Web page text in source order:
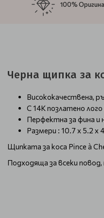
100%
Черна щипка за
Висококачествена,
С 14K позлатено
Перфектна за фина и
Размери : 10.7 x 5.2 x
Щипката за коса Pince à
Подходяща за всеки повод,